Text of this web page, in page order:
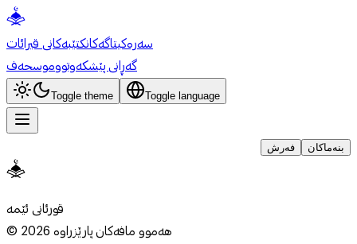
سەرەکیتاگەکانکتێبەکانی قیرائات
گەڕانی پێشکەوتووموسحەف
Toggle theme Toggle language
بنەماکان فەرش
قورئانی ئێمە
© 2026هەموو مافەکان پارێزراوە